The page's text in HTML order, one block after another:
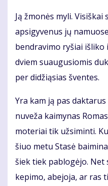
Ją žmo­nės my­li.
ap­si­gy­ve­nus jų
ben­dra­vi­mo ry­šiai iš­li­ko
dviem su­au­gu­sio­mis
per di­dži­ą­sias šven­tes.
Yra kam ją pas
nu­ve­ža kai­my­nas
mo­te­riai tik už­si­min­ti.
šiuo me­tu Sta­sė
šiek tiek pa­blo­gė­jo. Net
ke­pi­mo, abe­jo­ja, ar ras